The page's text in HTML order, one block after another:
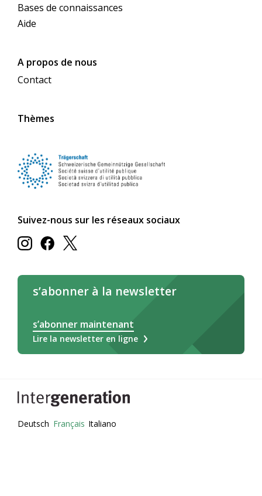
Bases de connaissances
Aide
A propos de nous
Contact
Thèmes
Suivez-nous sur les réseaux sociaux
s’abonner à la newsletter
s’abonner maintenant
Lire la newsletter en ligne
Deutsch Français Italiano